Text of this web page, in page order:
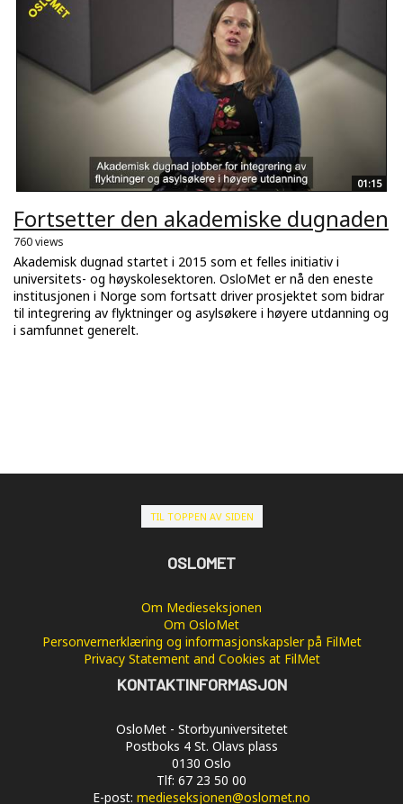
01:15
Fortsetter den akademiske dugnaden
760 views
Akademisk dugnad startet i 2015 som et felles initiativ i
universitets- og høyskolesektoren. OsloMet er nå den eneste
institusjonen i Norge som fortsatt driver prosjektet som bidrar
til integrering av flyktninger og asylsøkere i høyere utdanning og
i samfunnet generelt.
TIL TOPPEN AV SIDEN
OSLOMET
Om Medieseksjonen
Om OsloMet
Personvernerklæring og informasjonskapsler på FilMet
Privacy Statement and Cookies at FilMet
KONTAKTINFORMASJON
OsloMet - Storbyuniversitetet
Postboks 4 St. Olavs plass
0130 Oslo
Tlf: 67 23 50 00
E-post: medieseksjonen@oslomet.no